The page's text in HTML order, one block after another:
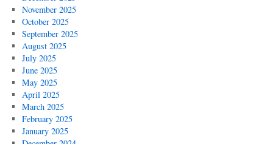
November 2025
October 2025
September 2025
August 2025
July 2025
June 2025
May 2025
April 2025
March 2025
February 2025
January 2025